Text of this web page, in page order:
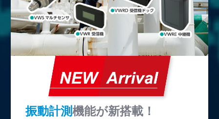
振動計測機能が新搭載！